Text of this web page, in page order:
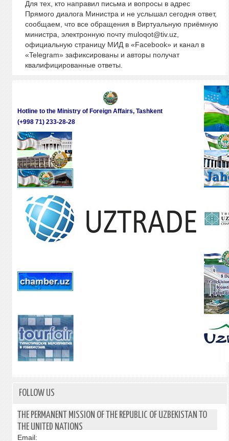
Для тех, кто направил письма и вопросы в адрес
Прямого диалога Министра и не услышал сегодня ответ,
сообщаем, что все обращения в Виртуальную приёмную
министра, электронную почту muloqot@tiv.uz,
официальную страницу МИД в «Facebook» и канал в
«Telegram» зафиксированы и авторы получат
квалифицированные ответы.
Hotline to the Ministry of Foreign Affairs, Tashkent
(+998 71) 233-28-28
FOLLOW US
THE PERMANENT MISSION OF THE REPUBLIC OF UZBEKISTAN TO
THE UNITED NATIONS
Email: